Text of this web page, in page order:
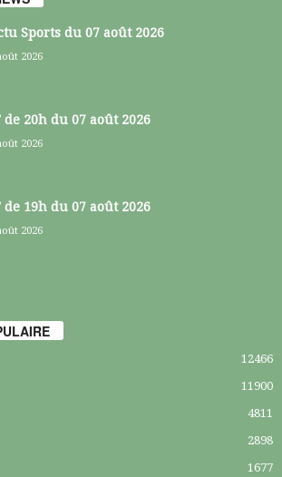
Sports du 07 août 2026
2026
de 20h du 07 août 2026
2026
de 19h du 07 août 2026
2026
12466
11900
4811
2898
1677